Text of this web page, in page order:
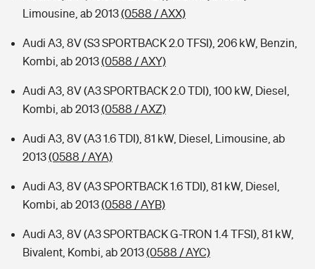
Limousine, ab 2013(0588 / AXX)
Audi A3, 8V (S3 SPORTBACK 2.0 TFSI), 206 kW, Benzin,
Kombi, ab 2013(0588 / AXY)
Audi A3, 8V (A3 SPORTBACK 2.0 TDI), 100 kW, Diesel,
Kombi, ab 2013(0588 / AXZ)
Audi A3, 8V (A3 1.6 TDI), 81 kW, Diesel, Limousine, ab
2013(0588 / AYA)
Audi A3, 8V (A3 SPORTBACK 1.6 TDI), 81 kW, Diesel,
Kombi, ab 2013(0588 / AYB)
Audi A3, 8V (A3 SPORTBACK G-TRON 1.4 TFSI), 81 kW,
Bivalent, Kombi, ab 2013(0588 / AYC)